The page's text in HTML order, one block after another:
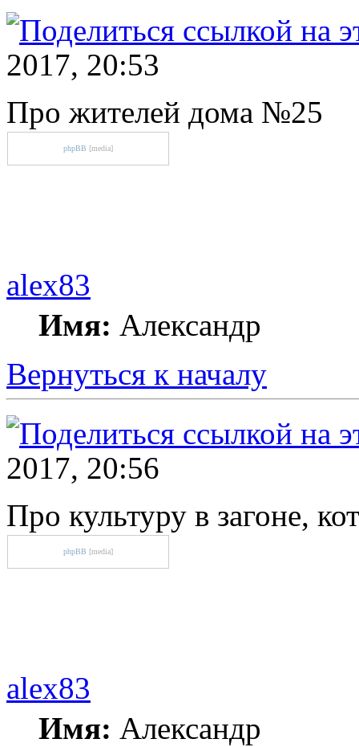
2017, 20:53
Про жителей дома №25
phpBB [media]
alex83
Имя: Александр
Вернуться к началу
2017, 20:56
Про культуру в загоне,
phpBB [media]
alex83
Имя: Александр